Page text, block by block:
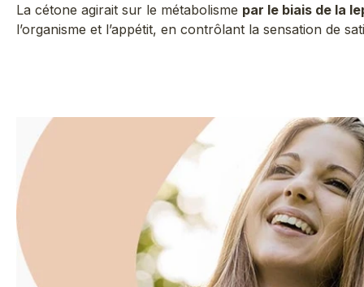
La cétone agirait sur le métabolisme par le biais de la
l’organisme et l’appétit, en contrôlant la sensation de